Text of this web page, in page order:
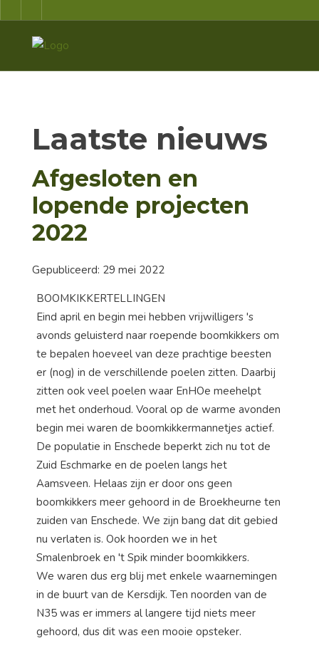
Laatste nieuws
Afgesloten en
lopende projecten
2022
Gepubliceerd: 29 mei 2022
BOOMKIKKERTELLINGEN
Eind april en begin mei hebben vrijwilligers 's
avonds geluisterd naar roepende boomkikkers om
te bepalen hoeveel van deze prachtige beesten
er (nog) in de verschillende poelen zitten. Daarbij
zitten ook veel poelen waar EnHOe meehelpt
met het onderhoud. Vooral op de warme avonden
begin mei waren de boomkikkermannetjes actief.
De populatie in Enschede beperkt zich nu tot de
Zuid Eschmarke en de poelen langs het
Aamsveen. Helaas zijn er door ons geen
boomkikkers meer gehoord in de Broekheurne ten
zuiden van Enschede. We zijn bang dat dit gebied
nu verlaten is. Ook hoorden we in het
Smalenbroek en 't Spik minder boomkikkers.
We waren dus erg blij met enkele waarnemingen
in de buurt van de Kersdijk. Ten noorden van de
N35 was er immers al langere tijd niets meer
gehoord, dus dit was een mooie opsteker.